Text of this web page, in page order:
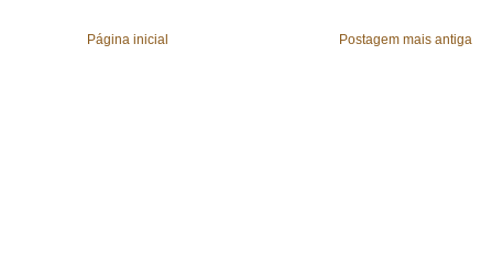
Postagem mais antiga
Página inicial